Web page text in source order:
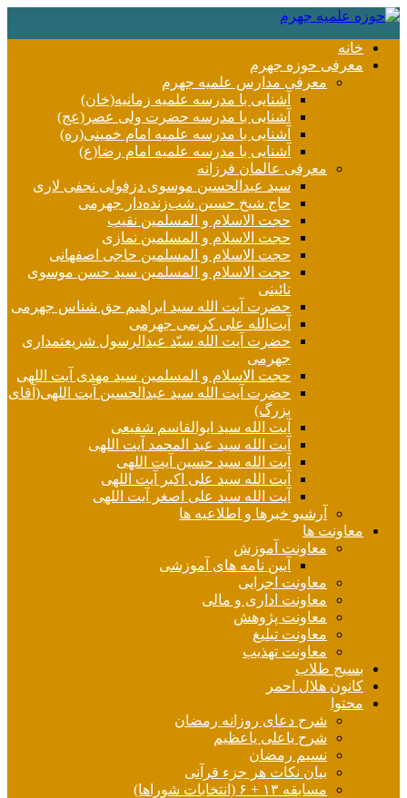
خانه
معرفی حوزه جهرم
معرفی مدارس علمیه جهرم
آشنایی با مدرسه علمیه زمانیه(خان)
آشنایی با مدرسه حضرت ولی عصر(عج)
آشنایی با مدرسه علمیه امام خمینی(ره)
آشنایی با مدرسه علمیه امام رضا(ع)
معرفی عالمان فرزانه
سید عبدالحسین موسوی دزفولی نجفی لاری
حاج شیخ حسین شب‌زنده‌دار جهرمی
حجت الاسلام و المسلمین نقیب
حجت الاسلام و المسلمین نمازی
حجت الاسلام و المسلمین حاجی اصفهانی
حجت الاسلام و المسلمین سید حسن موسوی
نائینی
حضرت آیت الله سید ابراهیم حق شناس جهرمی
آیت‌الله علی کریمی جهرمی
حضرت آيت الله سیّد عبدالرسول شریعتمداری
جهرمی
حجت الاسلام و المسلمین سید مهدی آیت اللهی
حضرت آیت الله سید عبدالحسین آیت اللهی(آقای
بزرگ)
آیت الله سید ابوالقاسم شفیعی
آیت الله سید عبد المحمد آیت اللهی
آیت الله سید حسین آیت اللهی
آیت الله سید علی اکبر آیت اللهی
آیت الله سید علی اصغر آیت اللهی
آرشیو خبرها و اطلاعیه ها
معاونت ها
معاونت آموزش
آیین نامه های آموزشی
معاونت اجرایی
معاونت اداری و مالی
معاونت پژوهش
معاونت تبلیغ
معاونت تهذیب
بسیج طلاب
کانون هلال احمر
محتوا
شرح دعای روزانه رمضان
شرح یاعلی یاعظیم
نسیم رمضان
بیان نکات هر جزء قرآنی
مسابقه ۱۳ + ۶ (انتخابات شوراها)